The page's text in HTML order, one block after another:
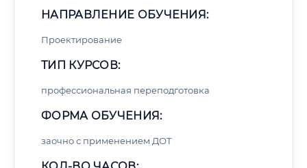
НАПРАВЛЕНИЕ ОБУЧЕНИЯ:
Проектирование
ТИП КУРСОВ:
профессиональная переподготовка
ФОРМА ОБУЧЕНИЯ:
заочно с применением ДОТ